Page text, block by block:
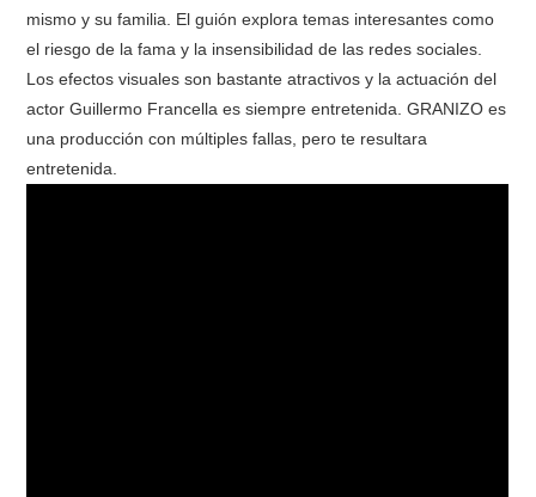
mismo y su familia. El guión explora temas interesantes como
el riesgo de la fama y la insensibilidad de las redes sociales.
Los efectos visuales son bastante atractivos y la actuación del
actor Guillermo Francella es siempre entretenida. GRANIZO es
una producción con múltiples fallas, pero te resultara
entretenida.